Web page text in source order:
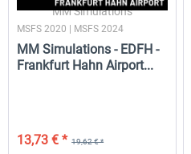
MM Simulations
MSFS 2020 | MSFS 2024
MM Simulations - EDFH -
Frankfurt Hahn Airport...
19,62 € *
13,73 € *